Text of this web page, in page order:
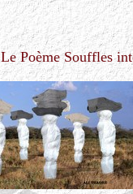
Le Poème Souffles